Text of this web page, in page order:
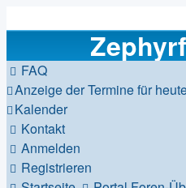
FAQ
Anzeige der Termine für
Kalender
Kontakt
Anmelden
Registrieren